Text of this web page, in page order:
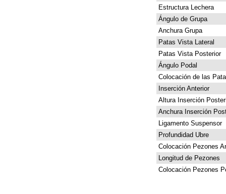
Estructura Lechera
Ángulo de Grupa
Anchura Grupa
Patas Vista Lateral
Patas Vista Posterior
Ángulo Podal
Colocación de las
Inserción Anterior
Altura Inserción
Anchura Inserción
Ligamento Suspensor
Profundidad Ubre
Colocación Pezones
Longitud de Pezones
Colocación Pezones